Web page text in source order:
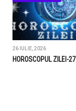
26 IULIE, 2026
HOROSCOPUL ZILEI-